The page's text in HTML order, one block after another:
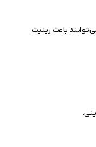
باعث رینیت